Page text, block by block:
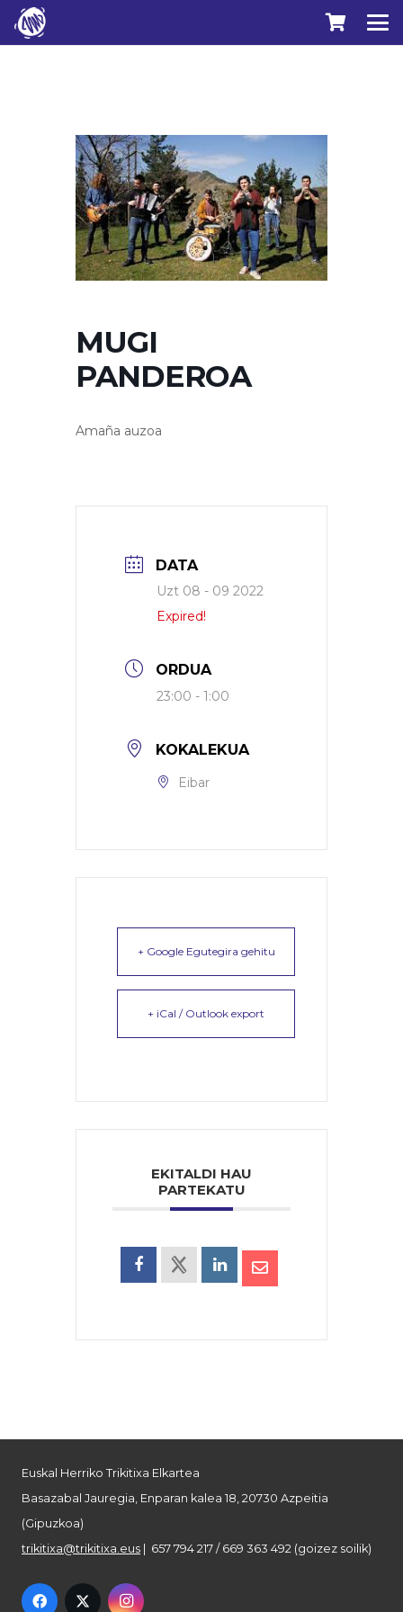
MUGI
PANDEROA
Amaña auzoa
DATA
Uzt 08 - 09 2022
Expired!
ORDUA
23:00 - 1:00
KOKALEKUA
Eibar
+ Google Egutegira gehitu
+ iCal / Outlook export
EKITALDI HAU
PARTEKATU
Euskal Herriko Trikitixa Elkartea
Basazabal Jauregia, Enparan kalea 18, 20730 Azpeitia
(Gipuzkoa)
trikitixa@trikitixa.eus | 657 794 217 / 669 363 492 (goizez soilik)